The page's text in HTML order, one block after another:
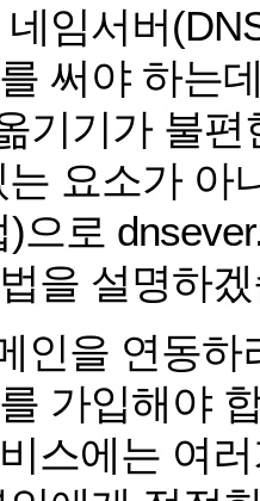
임서버
써야 하는
기기가 불
요소가 아
으로
을 설명하
인을 연동하
가입해야
스에는 여